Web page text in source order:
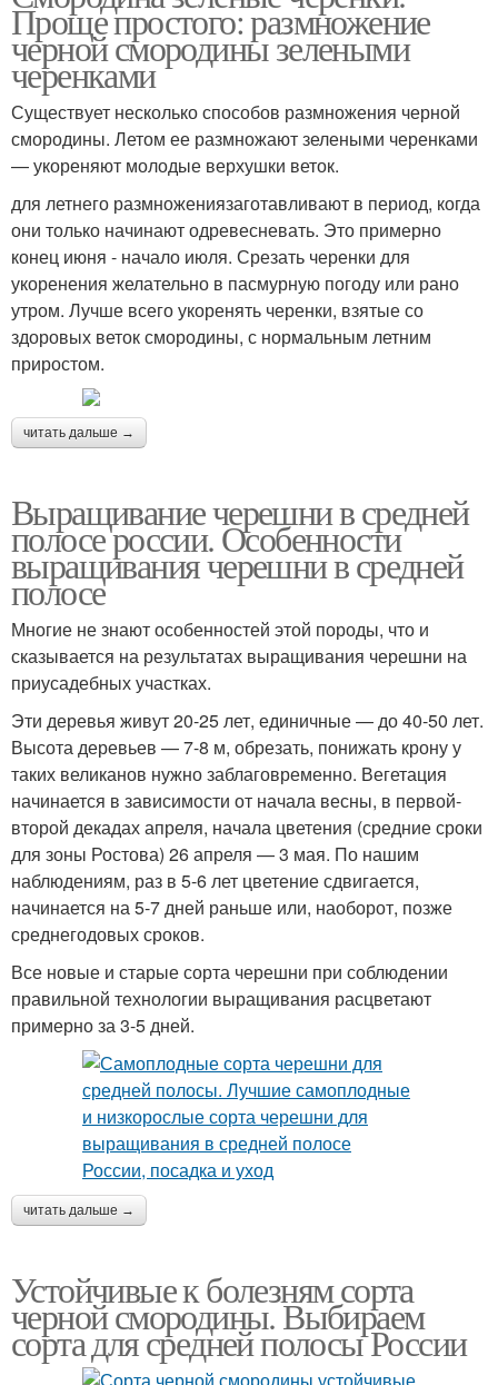
Проще простого: размножение
черной смородины зелеными
черенками
Существует несколько способов размножения черной
смородины. Летом ее размножают зелеными черенками
— укореняют молодые верхушки веток.
для летнего размножениязаготавливают в период, когда
они только начинают одревесневать. Это примерно
конец июня - начало июля. Срезать черенки для
укоренения желательно в пасмурную погоду или рано
утром. Лучше всего укоренять черенки, взятые со
здоровых веток смородины, с нормальным летним
приростом.
читать дальше →
Выращивание черешни в средней
полосе россии. Особенности
выращивания черешни в средней
полосе
Многие не знают особенностей этой породы, что и
сказывается на результатах выращивания черешни на
приусадебных участках.
Эти деревья живут 20-25 лет, единичные — до 40-50 лет.
Высота деревьев — 7-8 м, обрезать, понижать крону у
таких великанов нужно заблаговременно. Вегетация
начинается в зависимости от начала весны, в первой-
второй декадах апреля, начала цветения (средние сроки
для зоны Ростова) 26 апреля — 3 мая. По нашим
наблюдениям, раз в 5-6 лет цветение сдвигается,
начинается на 5-7 дней раньше или, наоборот, позже
среднегодовых сроков.
Все новые и старые сорта черешни при соблюдении
правильной технологии выращивания расцветают
примерно за 3-5 дней.
читать дальше →
Устойчивые к болезням сорта
черной смородины. Выбираем
сорта для средней полосы России